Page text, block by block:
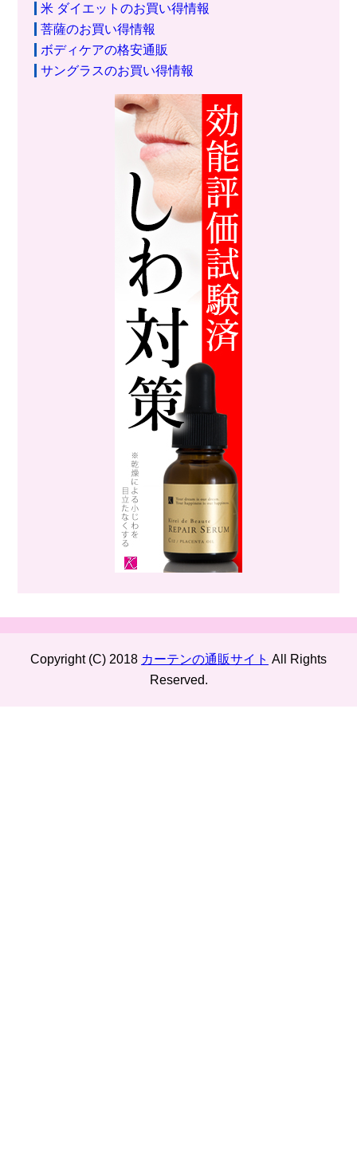
米 ダイエットのお買い得情報
菩薩のお買い得情報
ボディケアの格安通販
サングラスのお買い得情報
Copyright (C) 2018 カーテンの通販サイト All Rights
Reserved.